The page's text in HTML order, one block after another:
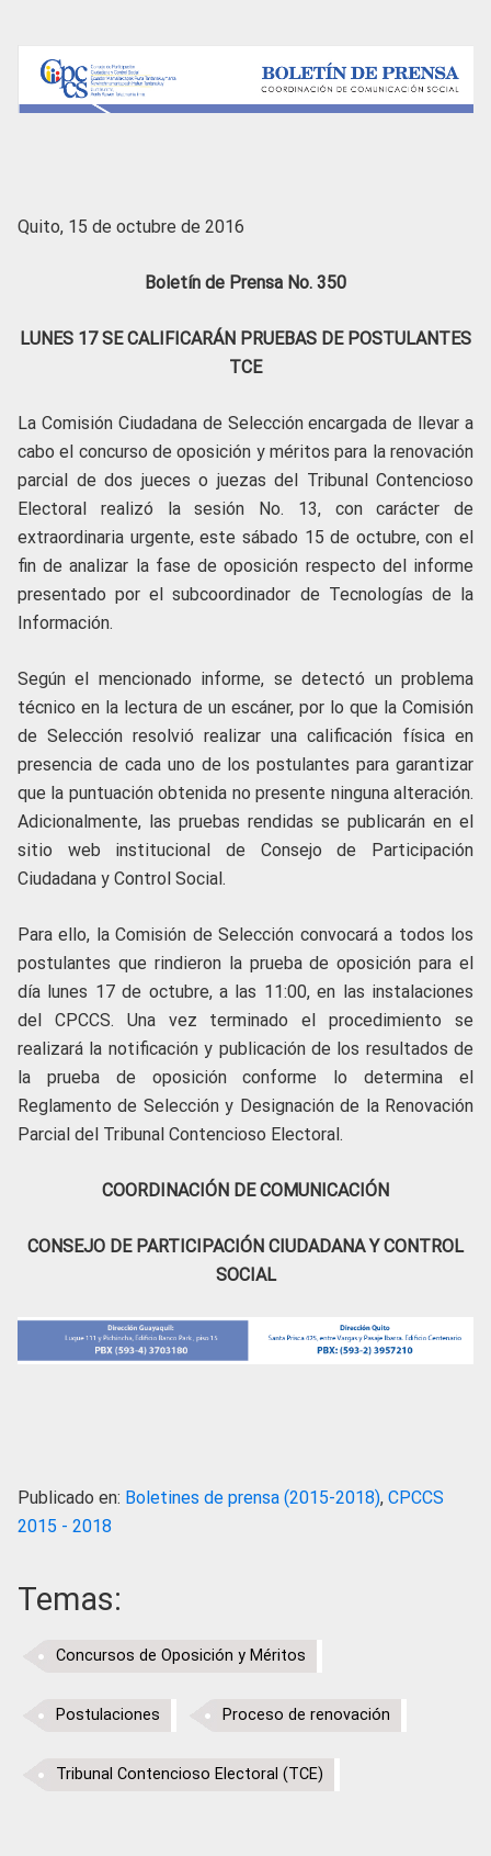
Quito, 15 de octubre de 2016
Boletín de Prensa No. 350
LUNES 17 SE CALIFICARÁN PRUEBAS DE POSTULANTES
TCE
La Comisión Ciudadana de Selección encargada de llevar a
cabo el concurso de oposición y méritos para la renovación
parcial de dos jueces o juezas del Tribunal Contencioso
Electoral realizó la sesión No. 13, con carácter de
extraordinaria urgente, este sábado 15 de octubre, con el
fin de analizar la fase de oposición respecto del informe
presentado por el subcoordinador de Tecnologías de la
Información.
Según el mencionado informe, se detectó un problema
técnico en la lectura de un escáner, por lo que la Comisión
de Selección resolvió realizar una calificación física en
presencia de cada uno de los postulantes para garantizar
que la puntuación obtenida no presente ninguna alteración.
Adicionalmente, las pruebas rendidas se publicarán en el
sitio web institucional de Consejo de Participación
Ciudadana y Control Social.
Para ello, la Comisión de Selección convocará a todos los
postulantes que rindieron la prueba de oposición para el
día lunes 17 de octubre, a las 11:00, en las instalaciones
del CPCCS. Una vez terminado el procedimiento se
realizará la notificación y publicación de los resultados de
la prueba de oposición conforme lo determina el
Reglamento de Selección y Designación de la Renovación
Parcial del Tribunal Contencioso Electoral.
COORDINACIÓN DE COMUNICACIÓN
CONSEJO DE PARTICIPACIÓN CIUDADANA Y CONTROL
SOCIAL
Publicado en: Boletines de prensa (2015-2018), CPCCS
2015 - 2018
Temas:
Concursos de Oposición y Méritos
Postulaciones Proceso de renovación
Tribunal Contencioso Electoral (TCE)